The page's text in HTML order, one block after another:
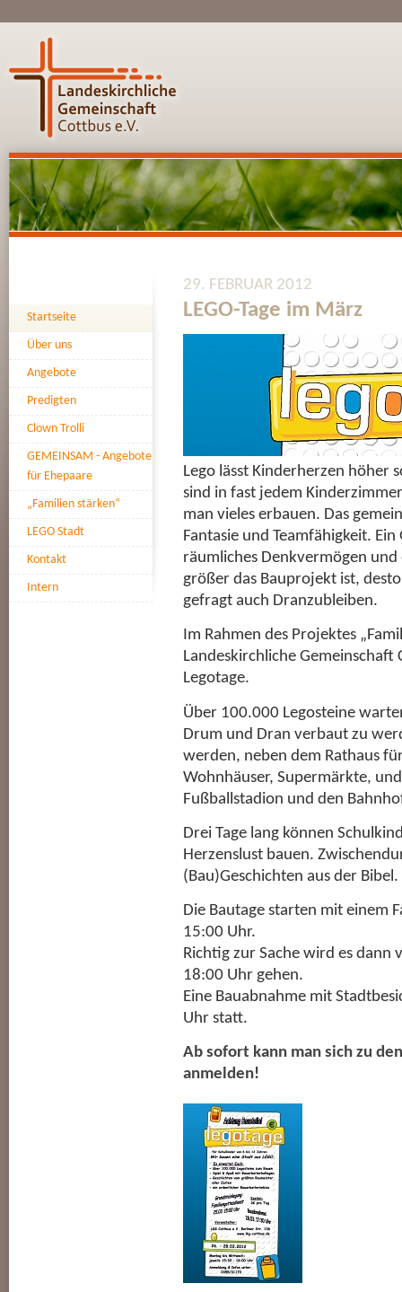
Startseite
Über uns
Angebote
Predigten
Clown Trolli
GEMEINSAM - Angebote
für Ehepaare
„Familien stärken“
LEGO Stadt
Kontakt
Intern
29. FEBRUAR 2012
LEGO-Tage im März
Lego lässt Kinderherzen höher
sind in fast jedem
man vieles erbauen. Das
Fantasie und Teamfähigkeit.
räumliches Denkvermögen und
größer das Bauprojekt ist,
gefragt auch Dranzubleiben.
Im Rahmen des Projektes
Landeskirchliche
Legotage.
Über 100.000 Legosteine
Drum und Dran verbaut zu
werden, neben dem Rathaus
Wohnhäuser, Supermärkte,
Fußballstadion und den
Drei Tage lang können
Herzenslust bauen.
(Bau)Geschichten aus der Bibel.
Die Bautage starten mit einem
15:00 Uhr.
Richtig zur Sache wird es
18:00 Uhr gehen.
Eine Bauabnahme mit
Uhr statt.
Ab sofort kann man sich zu
anmelden!